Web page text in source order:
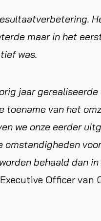
maar in het
was.
jaar
van het
we onze eerder
behaald dan in
Officer van